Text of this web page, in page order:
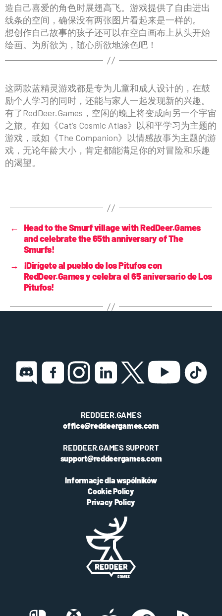
造自己喜爱的角色时展翅高飞。游戏提供了自由进出
线条的空间，确保没有两张图片看起来是一样的。
想创作自己故事的孩子还可以在空白画布上从头开始
绘画。为所欲为，随心所欲地涂色吧！
这两款蓝精灵游戏都是专为儿童和成人设计的，在鼓
励个人学习的同时，还能与家人一起发现新的兴趣。
有了RedDeer.Games，空闲的晚上将变成向另一个宇宙
之旅。在如《Cat’s Cosmic Atlas》以和平学习为主题的
游戏，或如《The Companion》以情感故事为主题的游
戏，无论年龄大小，肯定都能满足你的对冒险和乐趣
的渴望。
← Head to the Smurf village with RedDeer.Games
and celebrate the 65th anniversary of The
Smurfs!
→
¡Dirígete al pueblo de los Pitufos con
RedDeer.Games y celebra el 65 aniversario de Los
Pitufos!
REDDEER.GAMES
office@reddeergames.com
REDDEER.GAMES SUPPORT
support@reddeergames.com
Informacje dla wspólników
Cookie Policy
Privacy Policy